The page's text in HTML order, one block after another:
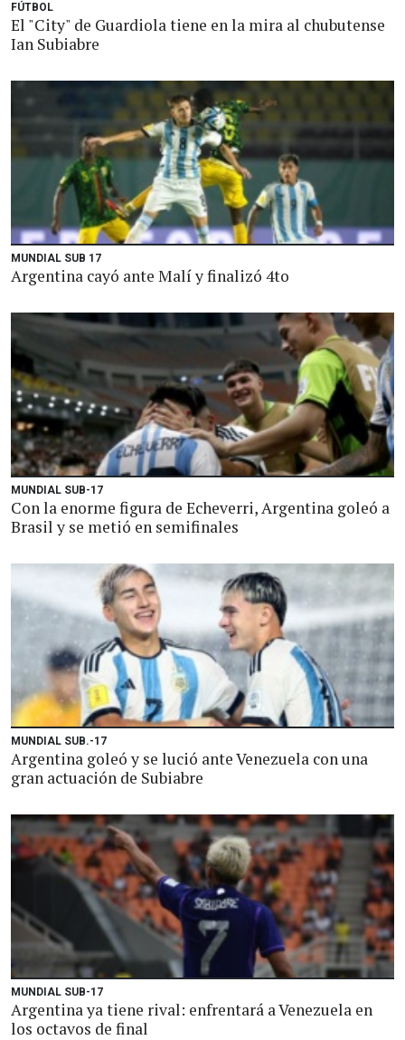
FÚTBOL
El "City" de Guardiola tiene en la mira al chubutense
Ian Subiabre
MUNDIAL SUB 17
Argentina cayó ante Malí y finalizó 4to
MUNDIAL SUB-17
Con la enorme figura de Echeverri, Argentina goleó a
Brasil y se metió en semifinales
MUNDIAL SUB.-17
Argentina goleó y se lució ante Venezuela con una
gran actuación de Subiabre
MUNDIAL SUB-17
Argentina ya tiene rival: enfrentará a Venezuela en
los octavos de final